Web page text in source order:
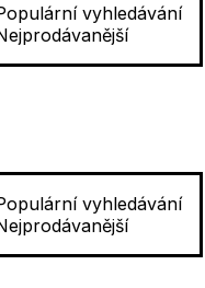
vyhledávání
vyhledávání